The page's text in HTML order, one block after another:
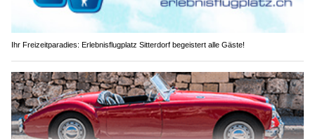
Ihr Freizeitparadies: Erlebnisflugplatz Sitterdorf begeistert alle Gäste!